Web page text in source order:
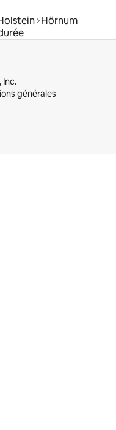
Hörnum
Inc.
générales